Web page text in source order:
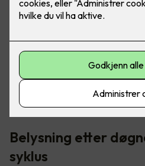
I norden har vi veldig
natt" til midnattssol. Det er her
viktig, for å opprettholde riktig
Belysning etter
syklus